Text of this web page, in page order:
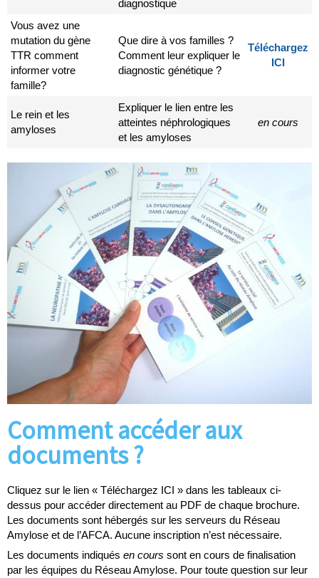
diagnostique
Vous avez une
mutation du gène
TTR comment
informer votre
famille?
Que dire à vos familles ?
Comment leur expliquer le
diagnostic génétique ?
Téléchargez
ICI
Le rein et les
amyloses
Expliquer le lien entre les
atteintes néphrologiques
et les amyloses
en cours
Comment accéder aux
documents ?
Cliquez sur le lien « Téléchargez ICI » dans les tableaux ci-
dessus pour accéder directement au PDF de chaque brochure.
Les documents sont hébergés sur les serveurs du Réseau
Amylose et de l’AFCA. Aucune inscription n’est nécessaire.
Les documents indiqués en cours sont en cours de finalisation
par les équipes du Réseau Amylose. Pour toute question sur leur